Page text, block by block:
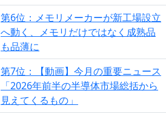
第6位：メモリメーカーが新工場設立
へ動く、メモリだけではなく成熟品
も品薄に
第7位：【動画】今月の重要ニュース
「2026年前半の半導体市場総括から
見えてくるもの」